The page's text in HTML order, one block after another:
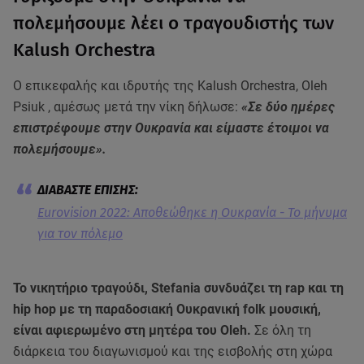
πολεμήσουμε λέει ο τραγουδιστής των
Kalush Orchestra
Ο επικεφαλής και ιδρυτής της Kalush Orchestra, Oleh
Psiuk , αμέσως μετά την νίκη δήλωσε: «Σε δύο ημέρες
επιστρέφουμε στην Ουκρανία και είμαστε έτοιμοι να
πολεμήσουμε».
Eurovision 2022: Αποθεώθηκε η Ουκρανία - Το μήνυμα
για τον πόλεμο
Το νικητήριο τραγούδι, Stefania συνδυάζει τη rap και τη
hip hop με τη παραδοσιακή Ουκρανική folk μουσική,
είναι αφιερωμένο στη μητέρα του Oleh. Σε όλη τη
διάρκεια του διαγωνισμού και της εισβολής στη χώρα